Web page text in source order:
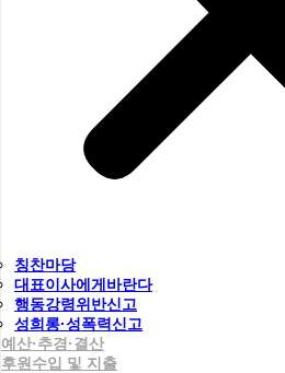
칭찬마당
대표이사에게바란다
행동강령위반신고
성희롱·성폭력신고
예산·추경·결산
후원수입 및 지출